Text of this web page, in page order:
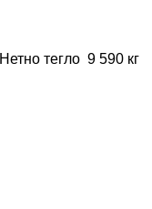
Нетно тегло 9 590 кг